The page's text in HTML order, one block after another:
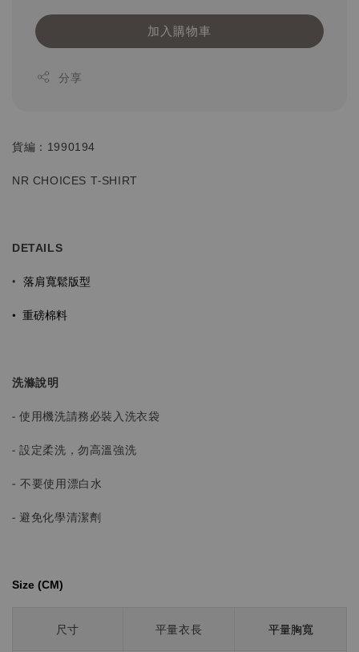
加入購物車
分享
貨編：1990194
NR CHOICES T-SHIRT
DETAILS
• 落肩寬鬆版型
• 重磅棉料
洗滌說明
- 使用機洗請務必裝入洗衣袋
- 設定柔洗，勿高溫強洗
-不要使用漂白水
- 避免化學清潔劑
Size (CM)⁡⁡
尺寸 平量衣長 平量胸寬